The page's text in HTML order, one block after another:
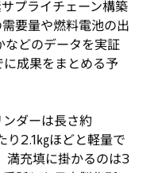
プライチェーン構築
要量や燃料電池の出
どのデータを実証
成果をまとめる予
ダーは長さ約
り2.1㎏ほどと軽量で
満充填に掛かるのは3